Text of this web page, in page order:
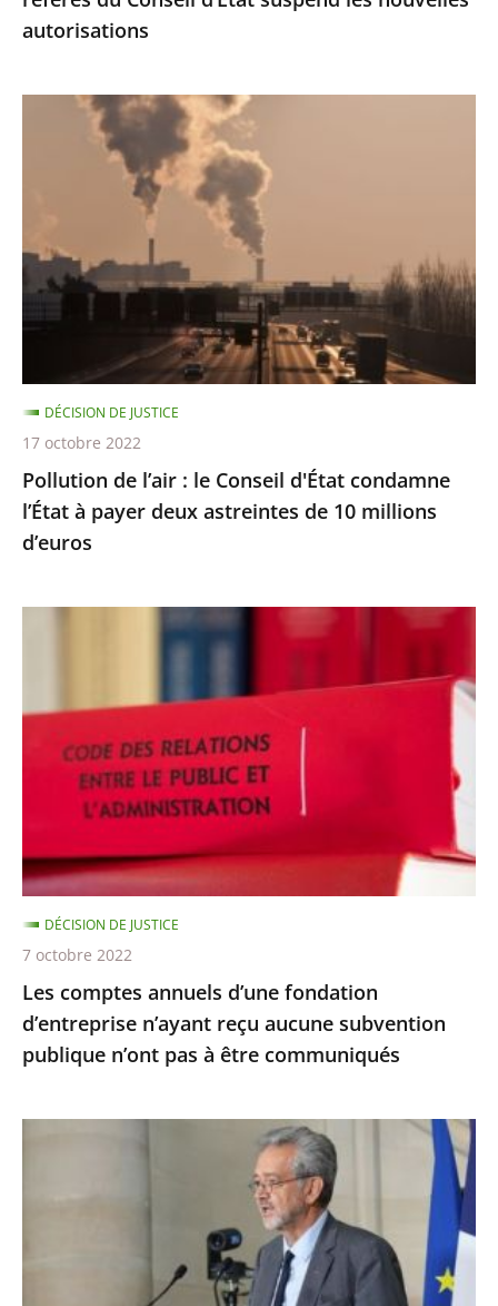
nouvelles
autorisations
Pollution
Conseil
d'État
condamne
à
payer
deux
astreintes
de
10
d’euros
Pollution de l’air : le Conseil d'État condamne
l’État à payer deux astreintes de 10 millions
d’euros
DÉCISION DE JUSTICE
17 octobre 2022
d’une
fondation
d’entreprise
n’ayant
aucune
subvention
publique
n’ont
pas
à
être
Les comptes annuels d’une fondation
d’entreprise n’ayant reçu aucune subvention
publique n’ont pas à être communiqués
DÉCISION DE JUSTICE
7 octobre 2022
d’État,